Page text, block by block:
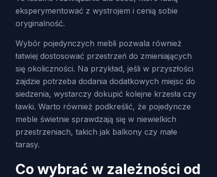
eksperymentować z wystrojem i cenią sobie
oryginalność.
Wybór pojedynczych mebli pozwala również
łatwiej dostosować przestrzeń do zmieniających
się okoliczności. Na przykład, jeśli w przyszłości
zajdzie potrzeba dodania dodatkowych miejsc do
siedzenia, wystarczy dokupić kolejne krzesła czy
ławki. Warto również podkreślić, że pojedyncze
meble świetnie sprawdzają się w niewielkich
przestrzeniach, takich jak balkony czy małe
tarasy.
Co wybrać w zależności od